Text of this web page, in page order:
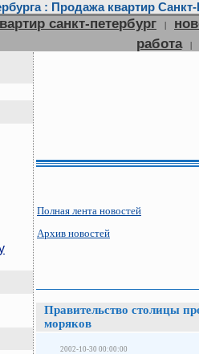
: Продажа квартир
санкт-петербург |
работа
|
Полная лента новостей
Архив новостей
Правительство столицы
моряков
2002-10-30 00:00:00